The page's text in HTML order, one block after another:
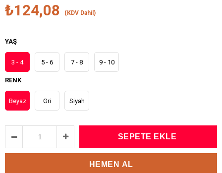
₺124,08 (KDV Dahil)
YAŞ
3 - 4 5 - 6 7 - 8 9 - 10
RENK
Beyaz Gri Siyah